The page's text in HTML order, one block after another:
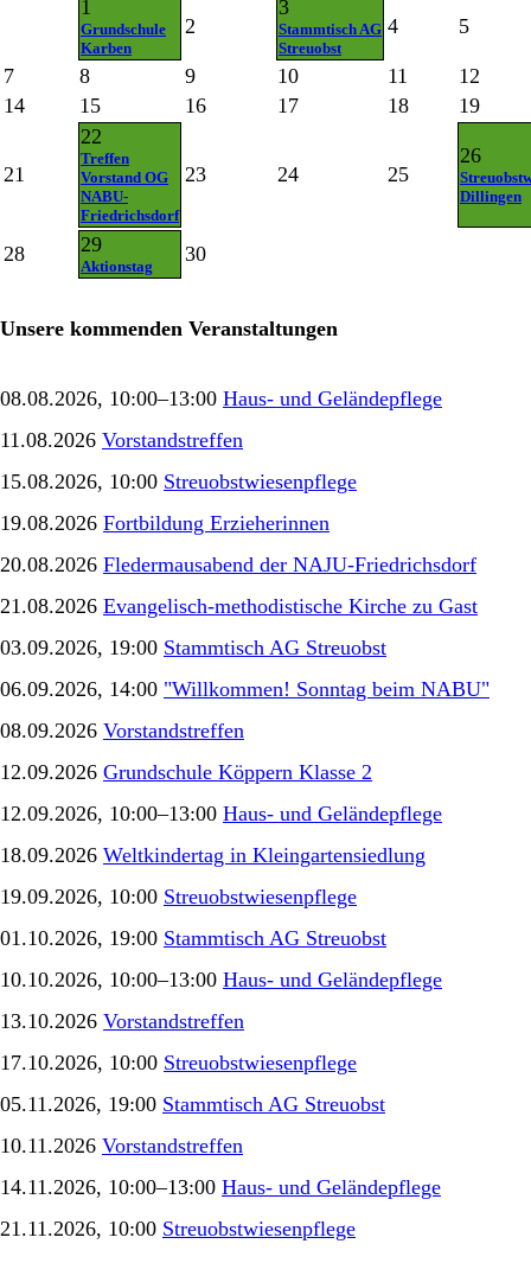
1
Grundschule
Karben
2
3
Stammtisch AG
Streuobst
4 5
7 8 9 10 11
12
14
15 16 17 18 19
21
22
Treffen
Vorstand OG
NABU-
Friedrichsdorf
23 24 25
26
Dillingen
28 29
Aktionstag
30
Unsere kommenden Veranstaltungen
08.08.2026, 10:00–13:00 Haus- und Geländepflege
11.08.2026 Vorstandstreffen
15.08.2026, 10:00 Streuobstwiesenpflege
19.08.2026 Fortbildung Erzieherinnen
20.08.2026 Fledermausabend der NAJU-Friedrichsdorf
21.08.2026 Evangelisch-methodistische Kirche zu Gast
03.09.2026, 19:00 Stammtisch AG Streuobst
06.09.2026, 14:00 "Willkommen! Sonntag beim NABU"
08.09.2026 Vorstandstreffen
12.09.2026 Grundschule Köppern Klasse 2
12.09.2026, 10:00–13:00 Haus- und Geländepflege
18.09.2026 Weltkindertag in Kleingartensiedlung
19.09.2026, 10:00 Streuobstwiesenpflege
01.10.2026, 19:00 Stammtisch AG Streuobst
10.10.2026, 10:00–13:00 Haus- und Geländepflege
13.10.2026 Vorstandstreffen
17.10.2026, 10:00 Streuobstwiesenpflege
05.11.2026, 19:00 Stammtisch AG Streuobst
10.11.2026 Vorstandstreffen
14.11.2026, 10:00–13:00 Haus- und Geländepflege
21.11.2026, 10:00 Streuobstwiesenpflege